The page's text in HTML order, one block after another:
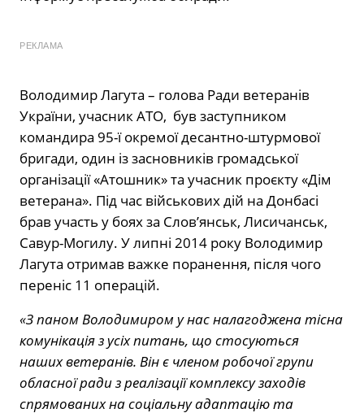
РЕКЛАМА
Володимир Лагута – голова Ради ветеранів
України, учасник АТО, був заступником
командира 95-ї окремої десантно-штурмової
бригади, один із засновників громадської
організації «Атошник» та учасник проєкту «Дім
ветерана». Під час військових дій на Донбасі
брав участь у боях за Слов’янськ, Лисичанськ,
Савур-Могилу. У липні 2014 року Володимир
Лагута отримав важке поранення, після чого
переніс 11 операцій.
«З паном Володимиром у нас налагоджена тісна
комунікація з усіх питань, що стосуються
наших ветеранів. Він є членом робочої групи
обласної ради з реалізації комплексу заходів
спрямованих на соціальну адаптацію та